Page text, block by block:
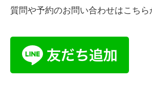
質問や予約のお問い合わせはこちら